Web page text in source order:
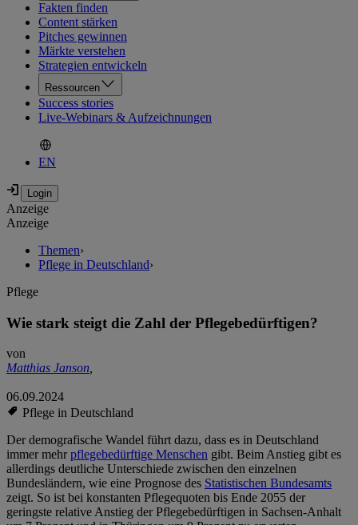
Fakten finden
Content stärken
Pitches gewinnen
Märkte verstehen
Strategien entwickeln
Ressourcen
Success stories
Live-Webinars & Aufzeichnungen
EN
Anzeige
Anzeige
Themen›
Pflege in Deutschland›
Pflege
Wie stark steigt die Zahl der Pflegebedürftigen?
von
Matthias Janson,
06.09.2024
Pflege in Deutschland
Der demografische Wandel führt dazu, dass es in Deutschland
immer mehrpflegebedürftige Menschen gibt. Beim Anstieg gibt es
allerdings deutliche Unterschiede zwischen den einzelnen
Bundesländern, wie eine Prognose des Statistischen Bundesamts
zeigt. So ist bei konstanten Pflegequoten bis Ende 2055 der
geringste relative Anstieg der Pflegebedürftigen in Sachsen-Anhalt